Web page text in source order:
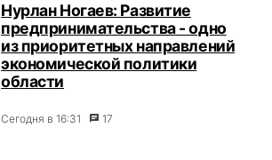
Нурлан Ногаев: Развитие
предпринимательства - одно
из приоритетных направлений
экономической политики
области
Сегодня в 16:31 17